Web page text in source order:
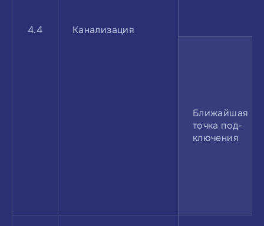
4.4 Канализация
Ближайшая
точка под­
ключения